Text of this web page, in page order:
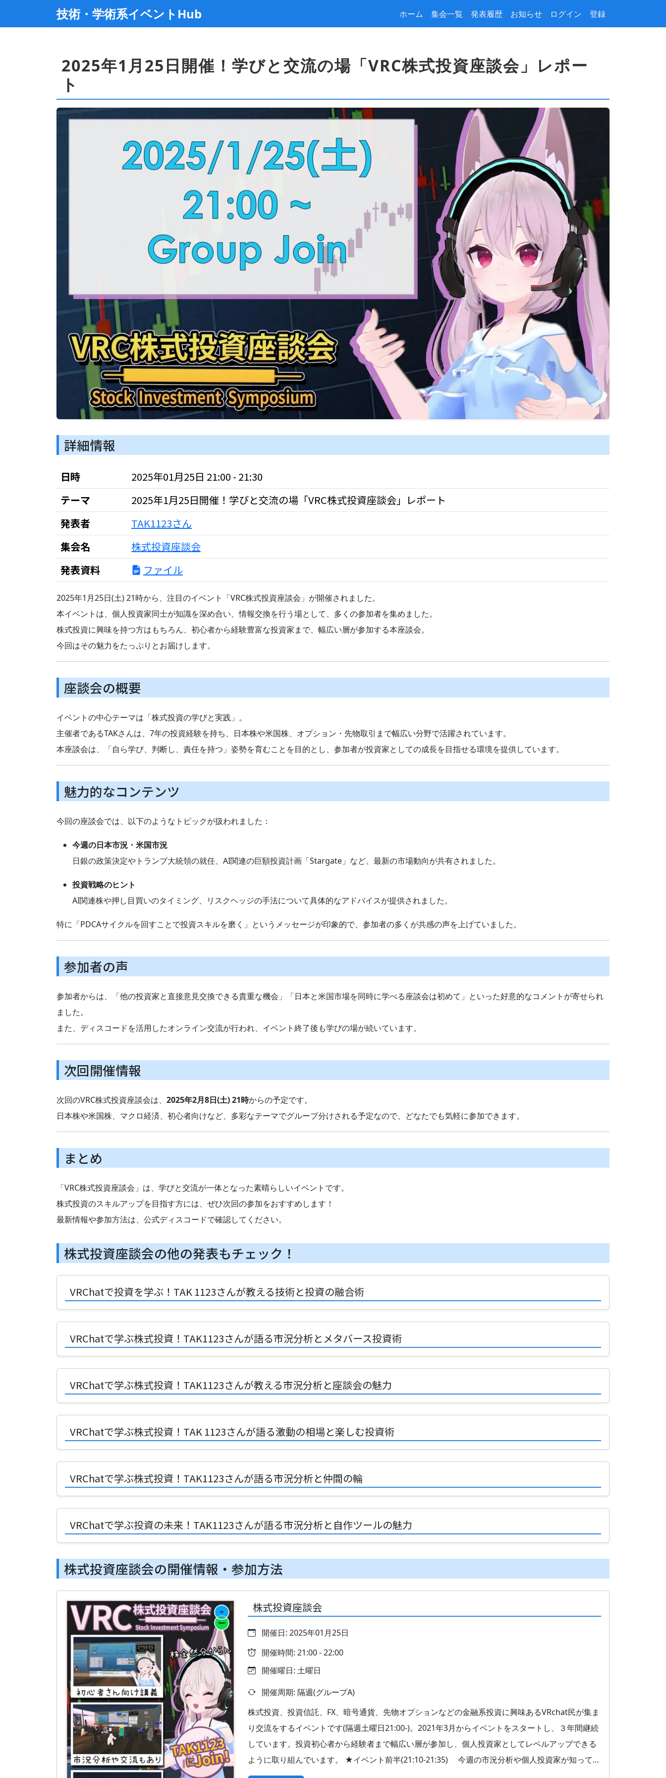
技術・学術系イベントHub ホーム 集会一覧 発表履歴 お知らせ ログイン 登録
2025年1月25日開催！学びと交流の場「VRC株式投資座談会」レポー
ト
詳細情報
日時
2025年01月25日 21:00 - 21:30
テーマ
2025年1月25日開催！学びと交流の場「VRC株式投資座談会」レポート
発表者
TAK1123さん
集会名
株式投資座談会
発表資料
ファイル
2025年1月25日(土) 21時から、注目のイベント「VRC株式投資座談会」が開催されました。
本イベントは、個人投資家同士が知識を深め合い、情報交換を行う場として、多くの参加者を集めました。
株式投資に興味を持つ方はもちろん、初心者から経験豊富な投資家まで、幅広い層が参加する本座談会。
今回はその魅力をたっぷりとお届けします。
座談会の概要
イベントの中心テーマは「株式投資の学びと実践」。
主催者であるTAKさんは、7年の投資経験を持ち、日本株や米国株、オプション・先物取引まで幅広い分野で活躍されています。
本座談会は、「自ら学び、判断し、責任を持つ」姿勢を育むことを目的とし、参加者が投資家としての成長を目指せる環境を提供しています。
魅力的なコンテンツ
今回の座談会では、以下のようなトピックが扱われました：
今週の日本市況・米国市況
日銀の政策決定やトランプ大統領の就任、AI関連の巨額投資計画「Stargate」など、最新の市場動向が共有されました。
投資戦略のヒント
AI関連株や押し目買いのタイミング、リスクヘッジの手法について具体的なアドバイスが提供されました。
特に「PDCAサイクルを回すことで投資スキルを磨く」というメッセージが印象的で、参加者の多くが共感の声を上げていました。
参加者の声
参加者からは、「他の投資家と直接意見交換できる貴重な機会」「日本と米国市場を同時に学べる座談会は初めて」といった好意的なコメントが寄せられ
ました。
また、ディスコードを活用したオンライン交流が行われ、イベント終了後も学びの場が続いています。
次回開催情報
次回のVRC株式投資座談会は、 2025年2月8日(土) 21時からの予定です。
日本株や米国株、マクロ経済、初心者向けなど、多彩なテーマでグループ分けされる予定なので、どなたでも気軽に参加できます。
まとめ
「VRC株式投資座談会」は、学びと交流が一体となった素晴らしいイベントです。
株式投資のスキルアップを目指す方には、ぜひ次回の参加をおすすめします！
最新情報や参加方法は、公式ディスコードで確認してください。
株式投資座談会の他の発表もチェック！
VRChatで投資を学ぶ！TAK 1123さんが教える技術と投資の融合術
VRChatで学ぶ株式投資！TAK1123さんが語る市況分析とメタバース投資術
VRChatで学ぶ株式投資！TAK1123さんが教える市況分析と座談会の魅力
VRChatで学ぶ株式投資！TAK 1123さんが語る激動の相場と楽しむ投資術
VRChatで学ぶ株式投資！TAK1123さんが語る市況分析と仲間の輪
VRChatで学ぶ投資の未来！TAK1123さんが語る市況分析と自作ツールの魅力
株式投資座談会の開催情報・参加方法
株式投資座談会
開催日: 2025年01月25日
開催時間: 21:00 - 22:00
開催曜日: 土曜日
開催周期: 隔週(グループA)
株式投資、投資信託、FX、暗号通貨、先物オプションなどの金融系投資に興味あるVRchat民が集ま
り交流をするイベントです(隔週土曜日21:00-)。2021年3月からイベントをスタートし、３年間継続
しています。投資初心者から経験者まで幅広い層が参加し、個人投資家としてレベルアップできる
ように取り組んでいます。 ★イベント前半(21:10-21:35) 今週の市況分析や個人投資家が知って…